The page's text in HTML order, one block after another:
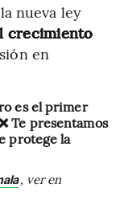
nueva ley
crecimiento
en
es el primer
Te presentamos
protege la
, ver en